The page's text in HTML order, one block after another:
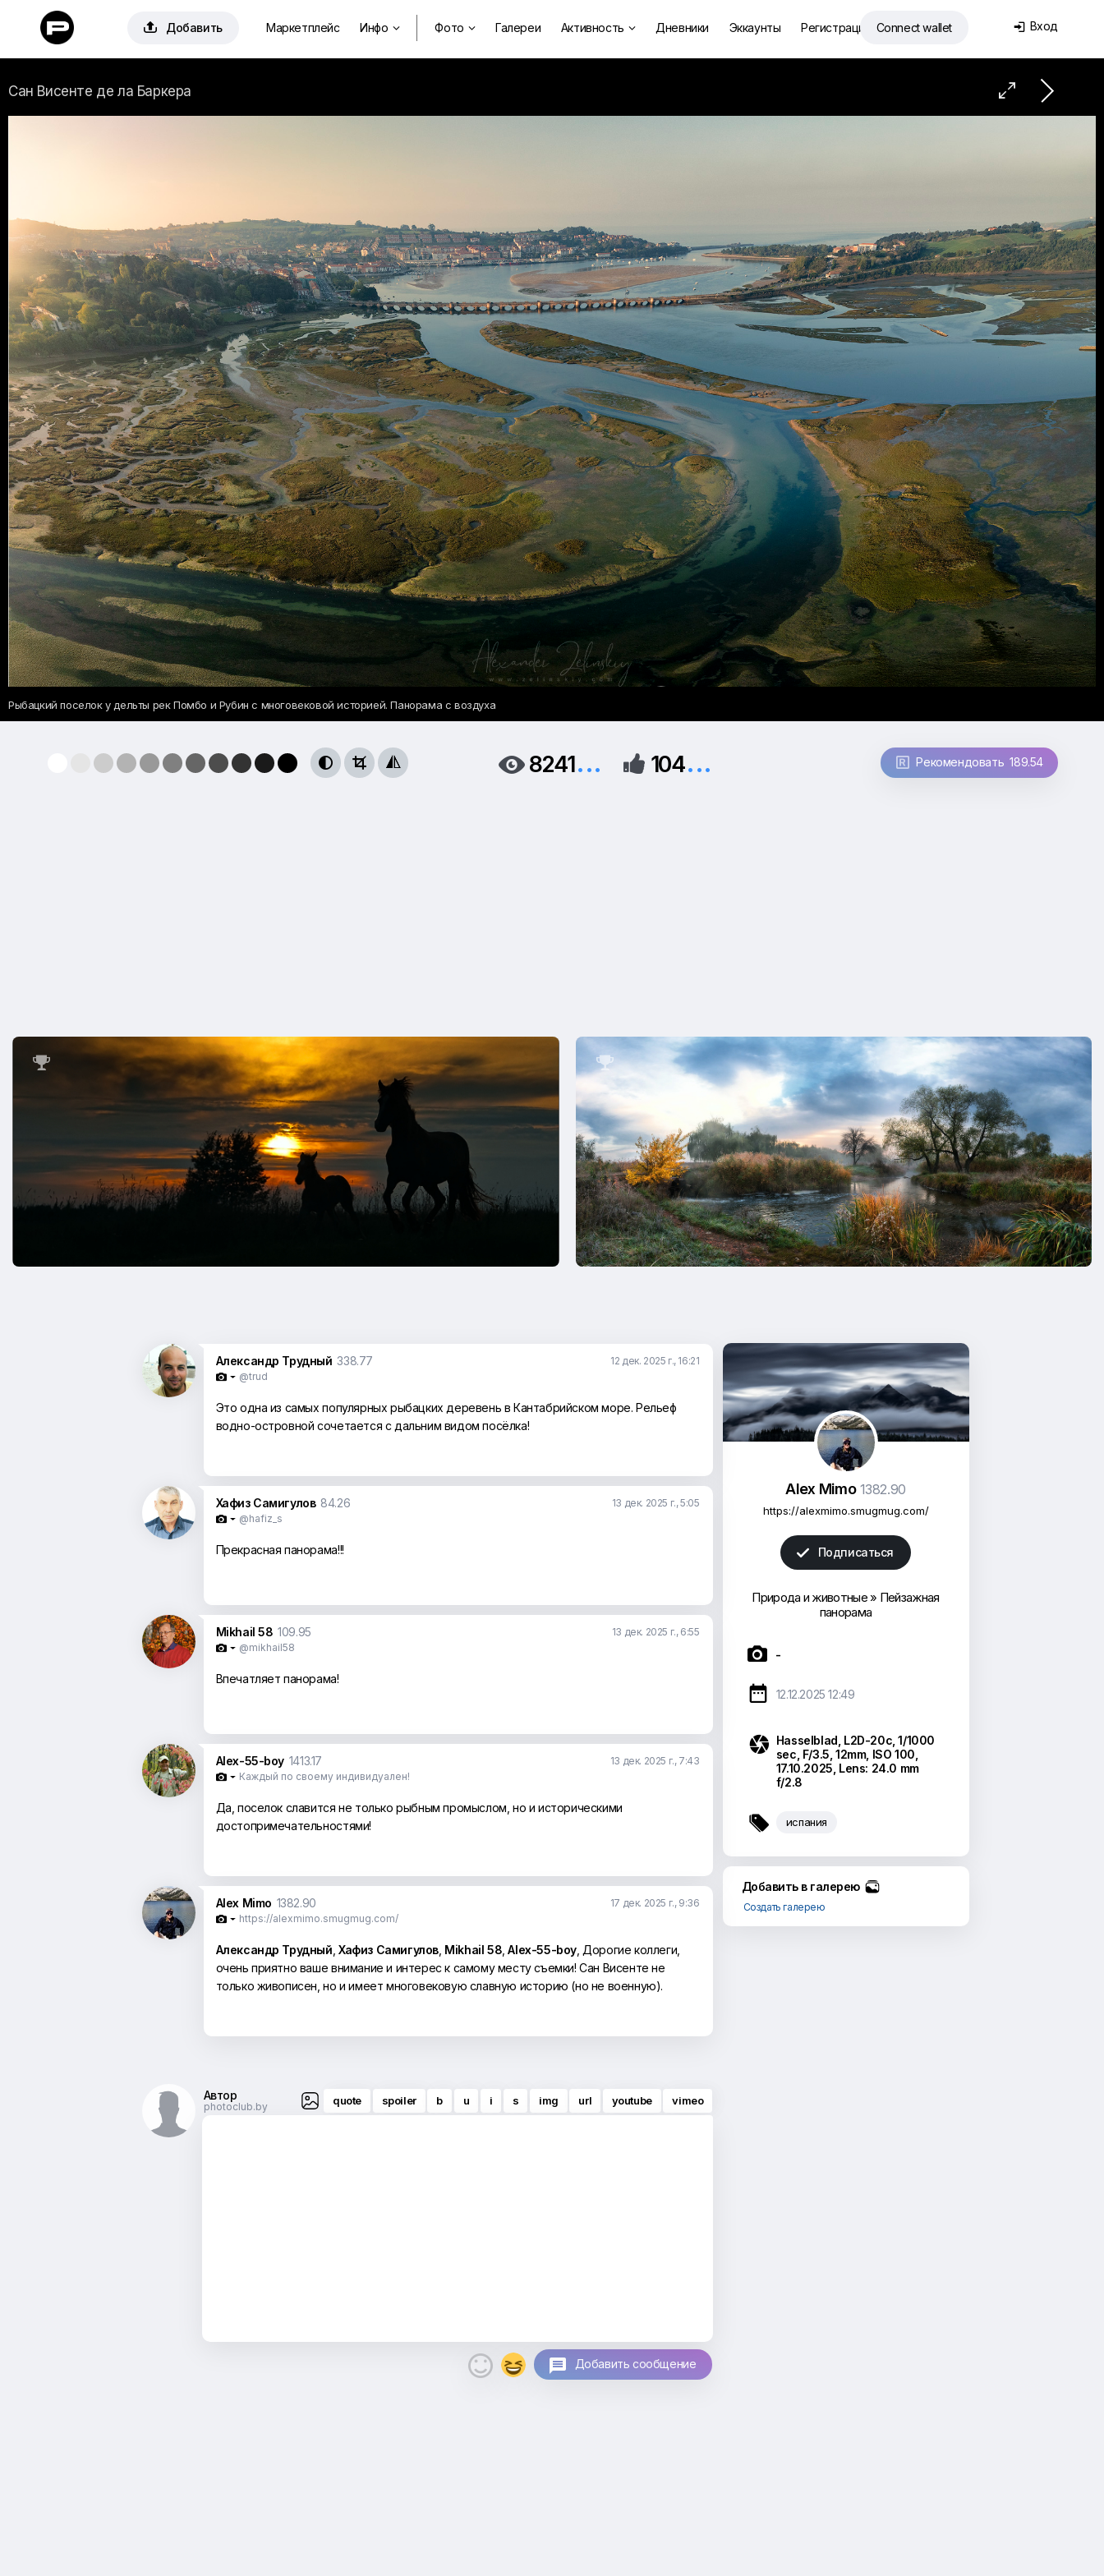
 Добавить Маркетплейс Инфо  Фото  Галереи Активность  Дневники Эккаунты Регистрация Connect wallet  Вход

Сан Висенте де ла Баркера
Рыбацкий поселок у дельты рек Помбо и Рубин с многовековой историей. Панорама с воздуха
   8241...  104...  Рекомендовать 189.54
 
Александр Трудный 338.77 12 дек. 2025 г., 16:21
 @trud
Это одна из самых популярных рыбацких деревень в Кантабрийском море. Рельеф
водно-островной сочетается с дальним видом посёлка!
Хафиз Самигулов 84.26 13 дек. 2025 г., 5:05
 @hafiz_s
Прекрасная панорама!!!
Mikhail 58 109.95 13 дек. 2025 г., 6:55
 @mikhail58
Впечатляет панорама!
Alex-55-boy 1413.17 13 дек. 2025 г., 7:43
 Каждый по своему индивидуален!
Да, поселок славится не только рыбным промыслом, но и историческими
достопримечательностями!
Alex Mimo 1382.90 17 дек. 2025 г., 9:36
 https://alexmimo.smugmug.com/
Александр Трудный Хафиз Самигулов, Mikhail 58 ,Alex-55-boy, Дорогие коллеги,
очень приятно ваше внимание и интерес к самому месту съемки! Сан Висенте не
только живописен, но и имеет многовековую славную историю (но не военную).
Автор
photoclub.by quote spoiler b u i s img url youtube vimeo
 Добавить сообщение
Alex Mimo 1382.90
https://alexmimo.smugmug.com/
 Подписаться
Природа и животные» Пейзажная
панорама
 -
 12.12.2025 12:49
 Hasselblad, L2D-20c, 1/1000
sec, F/3.5, 12mm, ISO 100,
17.10.2025, Lens: 24.0 mm
f/2.8
 испания
Добавить в галерею
Создать галерею